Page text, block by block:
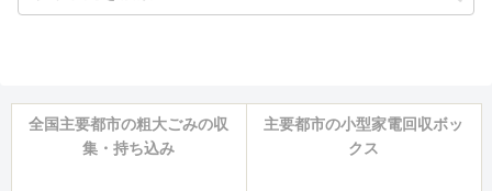
全国主要都市の粗大ごみの収
集・持ち込み
主要都市の小型家電回収ボッ
クス